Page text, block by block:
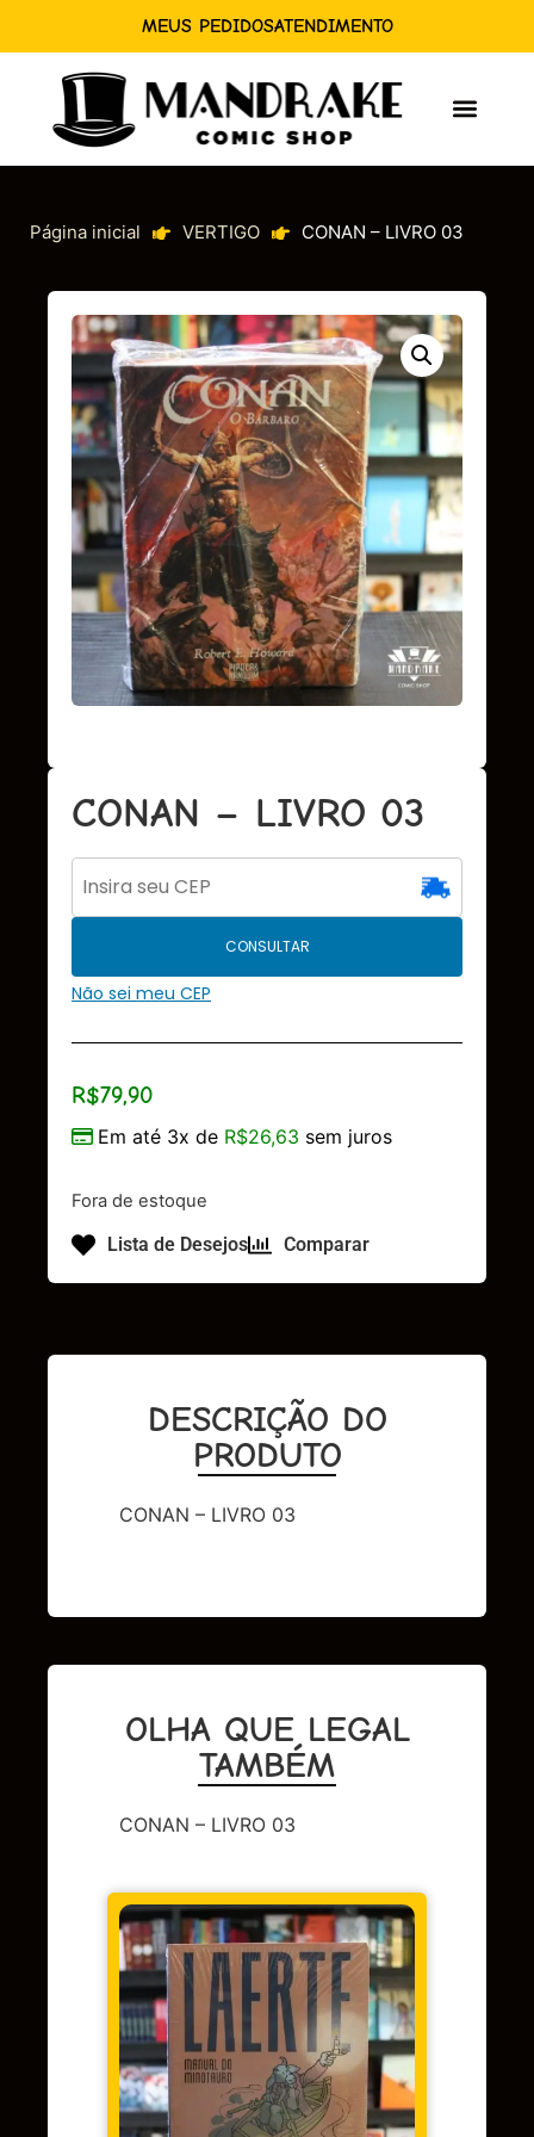
MEUS PEDIDOSATENDIMENTO
Página inicial VERTIGO CONAN – LIVRO 03
CONAN – LIVRO 03
CONSULTAR
Não sei meu CEP
R$79,90
Em até 3x de R$26,63 sem juros
Fora de estoque
Lista de Desejos Comparar
DESCRIÇÃO DO
PRODUTO
CONAN – LIVRO 03
OLHA QUE LEGAL
TAMBÉM
CONAN – LIVRO 03